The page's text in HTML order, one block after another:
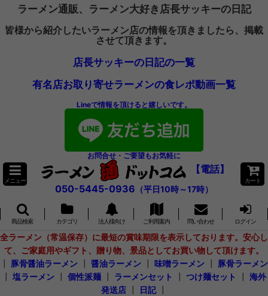
ラーメン通販、ラーメン大好き店長サッキーの日記
皆様から紹介したいラーメン店の情報を頂きましたら、掲載
させて頂きます。
店長サッキーの日記の一覧
有名店お取り寄せラーメンの食レポ動画一覧
Lineで情報を頂けると嬉しいです。
お問合せ・ご要望もお気軽に
メニュー
【電話】
050-5445-0936 （平日10時～17時）
カート
商品検索 カテゴリ 法人様向け ご利用案内 問い合わせ ログイン
全ラーメン（常温保存）に最短の賞味期限を表示しております。安心し
て、ご家庭用やギフト、贈り物、景品としてお買い物して頂けます。
豚骨醤油ラーメン 醤油ラーメン 味噌ラーメン
豚骨ラーメン
塩ラーメン 個性派麺 ラーメンセット つけ麺セット
海外
発送店
日記┃